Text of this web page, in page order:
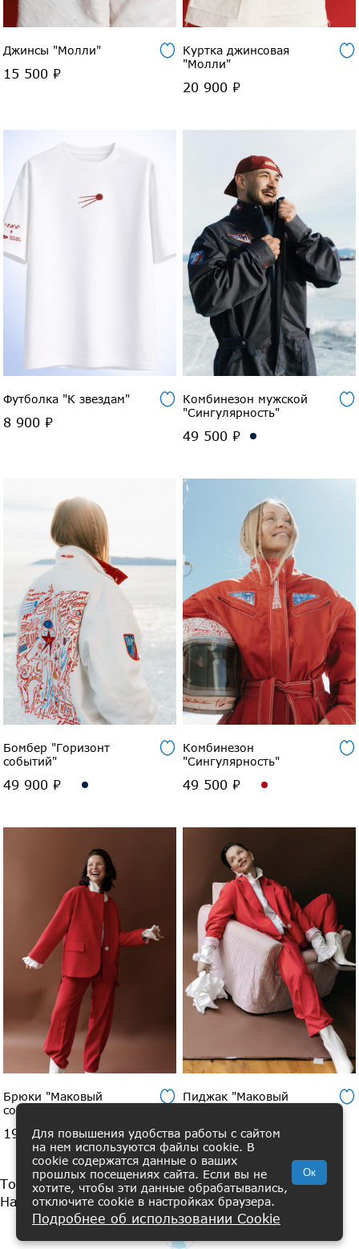
Джинсы "Молли"
15 500 ₽
Куртка джинсовая
"Молли"
20 900 ₽
Футболка "К звездам"
8 900 ₽
Комбинезон мужской
"Сингулярность"
49 500 ₽
Бомбер "Горизонт
событий"
49 900 ₽
Комбинезон
"Сингулярность"
49 500 ₽
Брюки "Маковый
соблазн"
19 900 ₽
Пиджак "Маковый
29 900 ₽
Товары 1 - 30 из 78
Начало | Пред. |1 2 3|След.|Конец
Для повышения удобства работы с сайтом
на нем используются файлы cookie. В
cookie содержатся данные о ваших
прошлых посещениях сайта. Если вы не
хотите, чтобы эти данные обрабатывались,
отключите cookie в настройках браузера.
Подробнее об использовании Cookie
Ок